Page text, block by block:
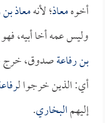
أخوهمعاذ؛ لأنهمعاذ
وليس عمه أخا أبيه،
بن رفاعةصدوق، خرج
أي: الذين خرجوا ل
إليهمالبخاري.